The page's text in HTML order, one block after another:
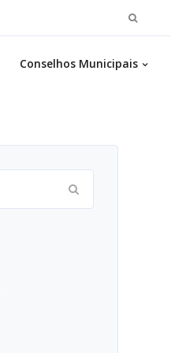
Conselhos Municipais